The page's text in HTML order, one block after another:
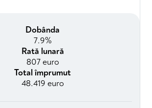
Dobânda
7.9%
Rată lunară
807 euro
Total împrumut
48.419 euro